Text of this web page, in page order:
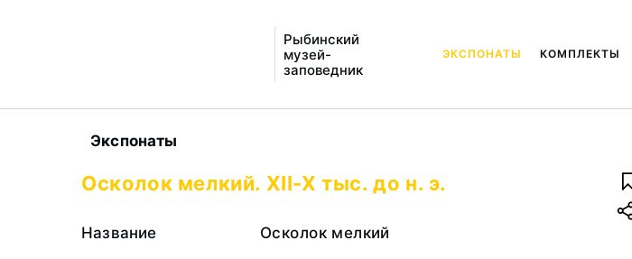
Рыбинский
музей-
заповедник
ЭКСПОНАТЫ КОМПЛЕКТЫ
Экспонаты
Осколок мелкий. XII-X тыс. до н. э.
Название
Осколок мелкий